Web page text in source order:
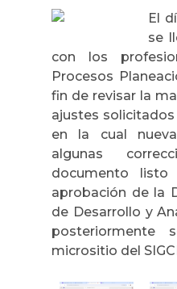
El
se
con los
Procesos
fin de revisar la
ajustes
en la cual
algunas
documento
aprobación de la
de Desarrollo y
posteriormente
micrositio del